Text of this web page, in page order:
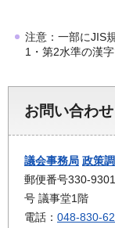
注意：一部にJIS
1・第2水準の漢
お問い合わせ
議会事務局 政策
郵便番号330-
号 議事堂1階
電話： 048-830-